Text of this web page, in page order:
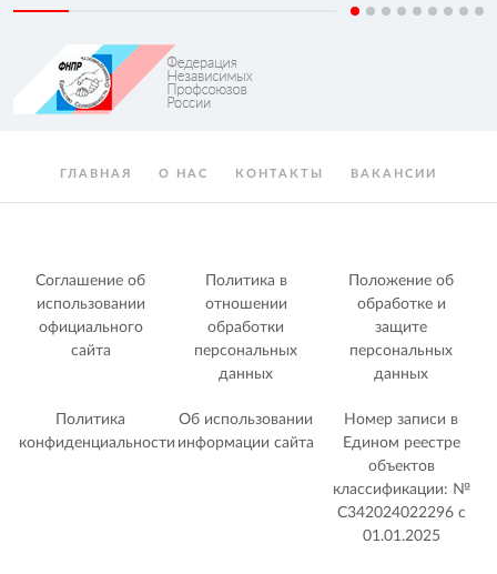
ГЛАВНАЯ О НАС КОНТАКТЫ ВАКАНСИИ
Соглашение об
использовании
официального
сайта
Политика в
отношении
обработки
персональных
данных
Положение об
обработке и
защите
персональных
данных
Политика
конфиденциальности
Об использовании
информации сайта
Номер записи в
Едином реестре
объектов
классификации: №
С342024022296 c
01.01.2025